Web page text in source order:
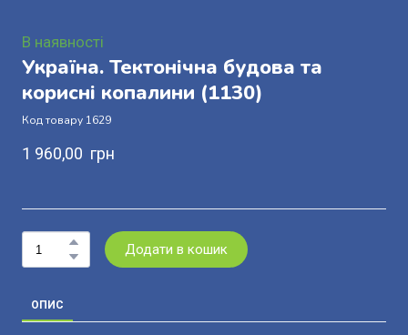
В наявності
Україна. Тектонічна будова та
корисні копалини (1130)
Код товару 1629
1 960,00  грн
Додати в кошик
ОПИС